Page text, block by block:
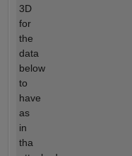
3D
for
the
data
below
to
have
as
in
tha